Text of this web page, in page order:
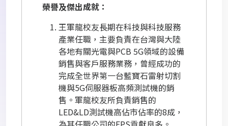
榮譽及傑出成就：
王軍龍校友長期在科技與科技服務
產業任職，主要負責在台灣與大陸
各地有關光電與PCB 5G領域的設備
銷售與客戶服務業務，曾經成功的
完成全世界第一台藍寶石雷射切割
機與5G伺服器板高頻測試機的銷
售。軍龍校友所負責銷售的
LED&LD測試機高佔市佔率的8成，